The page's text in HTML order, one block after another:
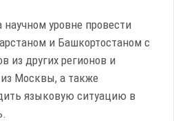
уровне провести
и Башкортостаном с
из других регионов и
Москвы, а также
языковую ситуацию в